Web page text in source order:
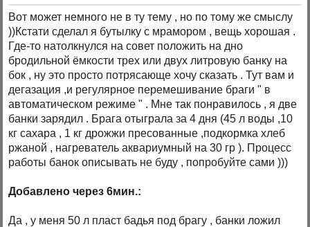
Вот может немного не в ту тему , но по тому же смыслу
))Кстати сделал я бутылку с мрамором , вещь хорошая .
Где-то натолкнулся на совет положить на дно
бродильной ёмкости трех или двух литровую банку на
бок , ну это просто потрясающе хочу сказать . Тут вам и
дегазация ,и регулярное перемешивание браги " в
автоматическом режиме " . Мне так понравилось , я две
банки зарядил . Брага отыграла за 4 дня (45 л воды ,10
кг сахара , 1 кг дрожжи пресованные ,подкормка хлеб
ржаной , нагреватель аквариумный на 30 гр ). Процесс
работы банок описывать не буду , попробуйте сами )))
Добавлено через 6мин.:
Да , у меня 50 л пласт бадья под брагу , банки ложил